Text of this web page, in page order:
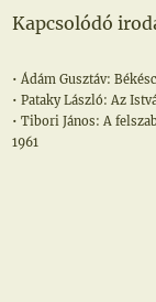
Kapcsolódó
• Ádám Gusztáv:
• Pataky László: Az
• Tibori János: A
1961